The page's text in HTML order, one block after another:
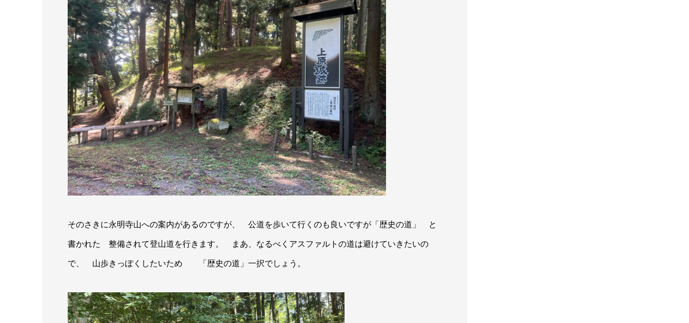
そのさきに永明寺山への案内があるのですが、 公道を歩いて行くのも良いですが「歴史の道」 と
書かれた 整備されて登山道を行きます。 まあ、なるべくアスファルトの道は避けていきたいの
で、 山歩きっぽくしたいため 「歴史の道」一択でしょう。